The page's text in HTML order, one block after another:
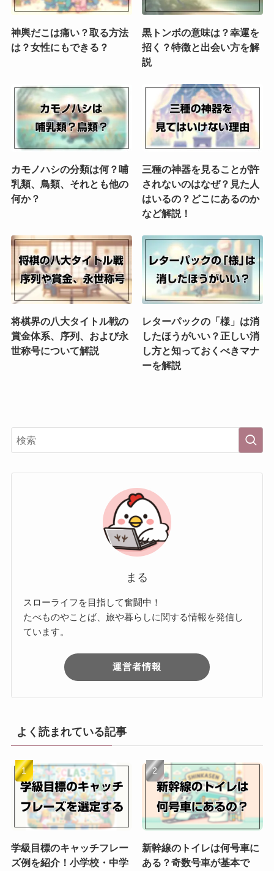
神輿だこは痛い？取る方法
は？女性にもできる？
黒トンボの意味は？幸運を
招く？特徴と出会い方を解
説
カモノハシの分類は何？哺
乳類、鳥類、それとも他の
何か？
三種の神器を見ることが許
されないのはなぜ？見た人
はいるの？どこにあるのか
など解説！
将棋界の八大タイトル戦の
賞金体系、序列、および永
世称号について解説
レターパックの「様」は消
したほうがいい？正しい消
し方と知っておくべきマナ
ーを解説
まる
スローライフを目指して奮闘中！
たべものやことば、旅や暮らしに関する情報を発信し
ています。
運営者情報
よく読まれている記事
学級目標のキャッチフレー
ズ例を紹介！小学校・中学
新幹線のトイレは何号車に
ある？奇数号車が基本で